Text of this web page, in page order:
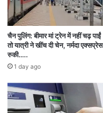
लिया जाएगा।
चैन पुलिंग: बीमार मां ट्रेन में नहीं चढ़ पाईं
तो यात्री ने खींच दी चेन, नर्मदा एक्सप्रेस
रुकी…..
1 day ago